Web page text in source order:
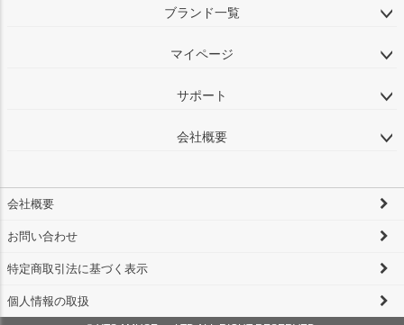
ブランド一覧
マイページ
サポート
会社概要
会社概要
お問い合わせ
特定商取引法に基づく表示
個人情報の取扱